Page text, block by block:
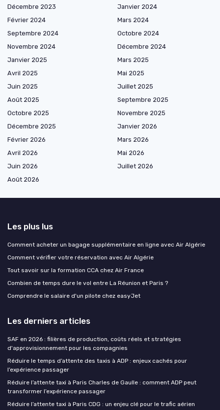
Décembre 2023
Janvier 2024
Février 2024
Mars 2024
Septembre 2024
Octobre 2024
Novembre 2024
Décembre 2024
Janvier 2025
Mars 2025
Avril 2025
Mai 2025
Juin 2025
Juillet 2025
Août 2025
Septembre 2025
Octobre 2025
Novembre 2025
Décembre 2025
Janvier 2026
Février 2026
Mars 2026
Avril 2026
Mai 2026
Juin 2026
Juillet 2026
Août 2026
Les plus lus
Comment acheter un bagage supplémentaire en ligne avec Air Algérie
Comment vérifier votre réservation avec Air Algérie
Tout savoir sur la formation CCA chez Air France
Combien de temps dure le vol entre La Réunion et Paris ?
Comprendre le salaire d'un pilote chez easyJet
Les derniers articles
SAF en 2026 : filières de production, coûts réels et stratégies
d'approvisionnement pour les compagnies
Réduire le temps d’attente des taxis à ADP : enjeux cachés pour
l’expérience passager
Réduire l’attente taxi à Paris Charles de Gaulle : comment ADP peut
transformer l’expérience passager
Réduire l’attente taxi à Paris CDG : un enjeu clé pour le trafic aérien